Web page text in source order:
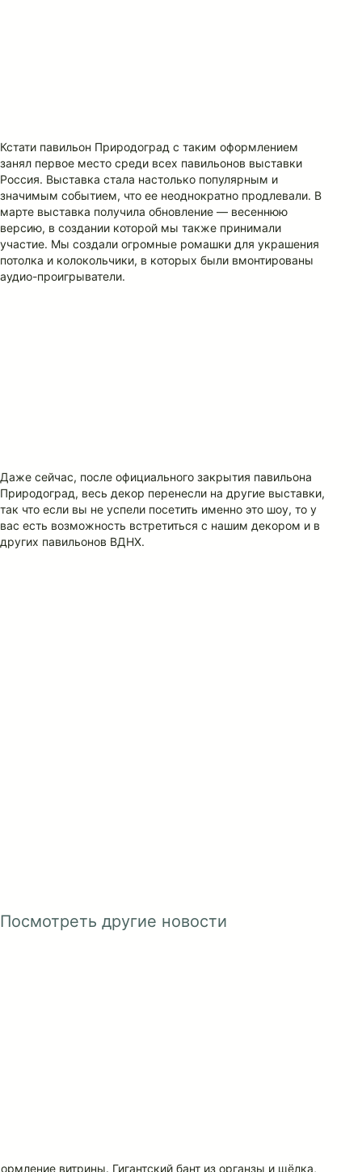
Кстати павильон Природоград с таким оформлением
занял первое место среди всех павильонов выставки
Россия. Выставка стала настолько популярным и
значимым событием, что ее неоднократно продлевали. В
марте выставка получила обновление — весеннюю
версию, в создании которой мы также принимали
участие. Мы создали огромные ромашки для украшения
потолка и колокольчики, в которых были вмонтированы
аудио-проигрыватели.
Даже сейчас, после официального закрытия павильона
Природоград, весь декор перенесли на другие выставки,
так что если вы не успели посетить именно это шоу, то у
вас есть возможность встретиться с нашим декором и в
других павильонов ВДНХ.
Посмотреть другие новости
витрины. Гигантский бант из органзы и щёлка,